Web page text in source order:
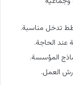
تدخل مناسبة.
عند الحاجة.
المؤسسة.
العمل.